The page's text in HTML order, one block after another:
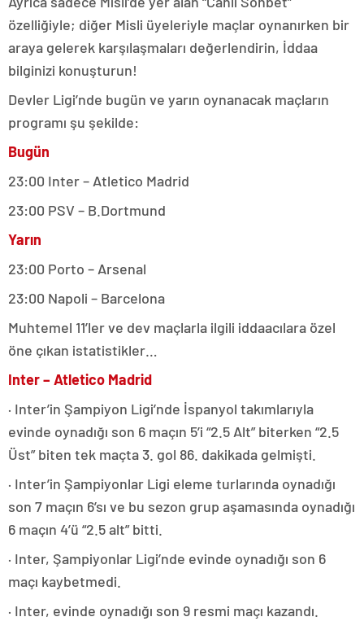
özelliğiyle; diğer Misli üyeleriyle maçlar oynanırken bir
araya gelerek karşılaşmaları değerlendirin, İddaa
bilginizi konuşturun!
Devler Ligi’nde bugün ve yarın oynanacak maçların
programı şu şekilde:
Bugün
23:00 Inter – Atletico Madrid
23:00 PSV – B.Dortmund
Yarın
23:00 Porto – Arsenal
23:00 Napoli – Barcelona
Muhtemel 11’ler ve dev maçlarla ilgili iddaacılara özel
öne çıkan istatistikler…
Inter – Atletico Madrid
· Inter’in Şampiyon Ligi’nde İspanyol takımlarıyla
evinde oynadığı son 6 maçın 5’i “2.5 Alt” biterken “2.5
Üst” biten tek maçta 3. gol 86. dakikada gelmişti.
· Inter’in Şampiyonlar Ligi eleme turlarında oynadığı
son 7 maçın 6’sı ve bu sezon grup aşamasında oynadığı
6 maçın 4’ü “2.5 alt” bitti.
· Inter, Şampiyonlar Ligi’nde evinde oynadığı son 6
maçı kaybetmedi.
· Inter, evinde oynadığı son 9 resmi maçı kazandı.